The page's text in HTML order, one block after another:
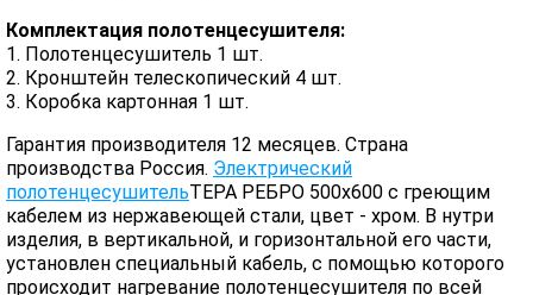
Комплектация полотенцесушителя:
1. Полотенцесушитель 1 шт.
2. Кронштейн телескопический 4 шт.
3. Коробка картонная 1 шт.
Гарантия производителя 12 месяцев. Страна
производства Россия. Электрический
полотенцесушительТЕРА РЕБРО 500х600 с греющим
кабелем из нержавеющей стали, цвет - хром. В нутри
изделия, в вертикальной, и горизонтальной его части,
установлен специальный кабель, с помощью которого
происходит нагревание полотенцесушителя по всей